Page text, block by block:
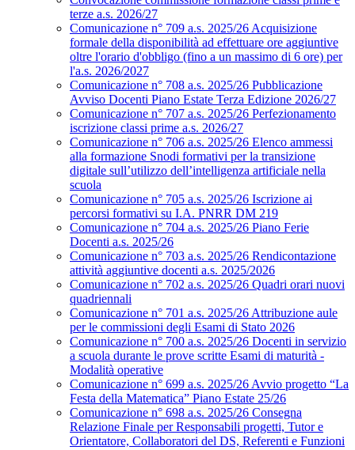
terze a.s. 2026/27
Comunicazione n° 709 a.s. 2025/26 Acquisizione
formale della disponibilità ad effettuare ore aggiuntive
oltre l'orario d'obbligo (fino a un massimo di 6 ore) per
l'a.s. 2026/2027
Comunicazione n° 708 a.s. 2025/26 Pubblicazione
Avviso Docenti Piano Estate Terza Edizione 2026/27
Comunicazione n° 707 a.s. 2025/26 Perfezionamento
iscrizione classi prime a.s. 2026/27
Comunicazione n° 706 a.s. 2025/26 Elenco ammessi
alla formazione Snodi formativi per la transizione
digitale sull’utilizzo dell’intelligenza artificiale nella
scuola
Comunicazione n° 705 a.s. 2025/26 Iscrizione ai
percorsi formativi su I.A. PNRR DM 219
Comunicazione n° 704 a.s. 2025/26 Piano Ferie
Docenti a.s. 2025/26
Comunicazione n° 703 a.s. 2025/26 Rendicontazione
attività aggiuntive docenti a.s. 2025/2026
Comunicazione n° 702 a.s. 2025/26 Quadri orari nuovi
quadriennali
Comunicazione n° 701 a.s. 2025/26 Attribuzione aule
per le commissioni degli Esami di Stato 2026
Comunicazione n° 700 a.s. 2025/26 Docenti in servizio
a scuola durante le prove scritte Esami di maturità -
Modalità operative
Comunicazione n° 699 a.s. 2025/26 Avvio progetto “La
Festa della Matematica” Piano Estate 25/26
Comunicazione n° 698 a.s. 2025/26 Consegna
Relazione Finale per Responsabili progetti, Tutor e
Orientatore, Collaboratori del DS, Referenti e Funzioni